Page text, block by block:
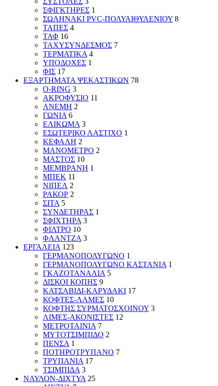
ΣΦΙΓΚΤΗΡΕΣ 1
ΣΩΛΗΝΑΚΙ PVC-ΠΟΛΥΑΙΘΥΛΕΝΙΟΥ 8
ΤΑΠΕΣ 4
ΤΑΦ 16
ΤΑΧΥΣΥΝΔΕΣΜΟΣ 7
ΤΕΡΜΑΤΙΚΑ 4
ΥΠΟΔΟΧΕΣ 1
ΦΙΣ 17
ΕΞΑΡΤΗΜΑΤΑ ΨΕΚΑΣΤΙΚΩΝ 78
O-RING 3
ΑΚΡΟΦΥΣΙΟ 11
ΑΝΕΜΗ 2
ΓΩΝΙΑ 6
ΕΛΙΚΩΜΑ 3
ΕΣΩΤΕΡΙΚΟ ΛΑΣΤΙΧΟ 1
ΚΕΦΑΛΗ 2
ΜΑΝΟΜΕΤΡΟ 2
ΜΑΣΤΟΣ 10
ΜΕΜΒΡΑΝΗ 1
ΜΠΕΚ 11
ΝΙΠΕΛ 2
ΡΑΚΟΡ 2
ΣΙΤΑ 5
ΣΥΝΔΕΤΗΡΑΣ 1
ΣΦΙΧΤΗΡΑ 3
ΦΙΛΤΡΟ 10
ΦΛΑΝΤΖΑ 3
ΕΡΓΑΛΕΙΑ 123
ΓΕΡΜΑΝΟΠΟΛΥΓΩΝΟ 1
ΓΕΡΜΑΝΟΠΟΛΥΓΩΝΟ ΚΑΣΤΑΝΙΑ 1
ΓΚΑΖΟΤΑΝΑΛΙΑ 5
ΔΙΣΚΟΙ ΚΟΠΗΣ 9
ΚΑΤΣΑΒΙΔΙ-ΚΑΡΥΔΑΚΙ 17
ΚΟΦΤΕΣ-ΛΑΜΕΣ 10
ΚΟΦΤΗΣ ΣΥΡΜΑΤΟΣΧΟΙΝΟΥ 3
ΛΙΜΕΣ-ΑΚΟΝΙΣΤΕΣ 12
ΜΕΤΡΟΤΑΙΝΙΑ 7
ΜΥΤΟΤΣΙΜΠΙΔΟ 2
ΠΕΝΣΑ 1
ΠΟΤΗΡΟΤΡΥΠΑΝΟ 7
ΤΡΥΠΑΝΙΑ 17
ΤΣΙΜΠΙΔΑ 3
ΝΑΥΛΟΝ-ΔΙΧΤΥΑ 25